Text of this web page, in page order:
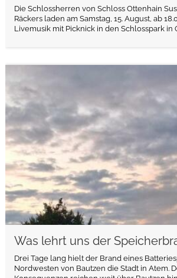
Die Schlossherren von Schloss Ottenhain
Räckers laden am Samstag, 15. August, ab
Livemusik mit Picknick in den Schlosspark in
Was lehrt uns der
Drei Tage lang hielt der Brand eines
Nordwesten von Bautzen die Stadt in Atem.